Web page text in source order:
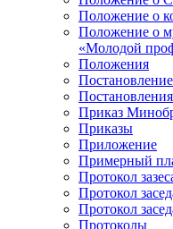
Положение о
Положение о
«Молодой
Положения
Постановления
Приказ
Приказы
Приложение
Примерный
Протокол
Протокол
Протокол
Протоколы